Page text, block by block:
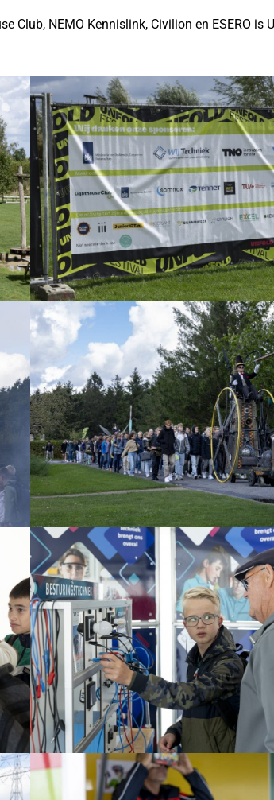
Club, NEMO Kennislink, Civilion en ESERO is